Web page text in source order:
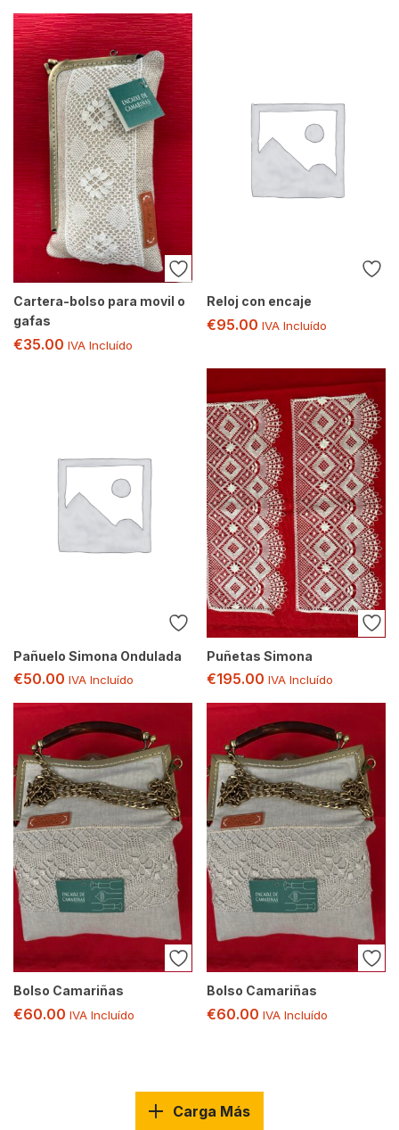
Cartera-bolso para movil o
gafas
€35.00 IVA Incluído
Reloj con encaje
€95.00 IVA Incluído
Pañuelo Simona Ondulada
€50.00 IVA Incluído
Puñetas Simona
€195.00 IVA Incluído
Bolso Camariñas
€60.00 IVA Incluído
Bolso Camariñas
€60.00 IVA Incluído
Carga Más